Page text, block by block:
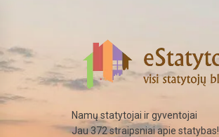
content
Namų statytojai ir gyventojai
Jau 372 straipsniai apie statybas!